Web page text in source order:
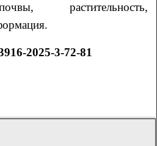
растительность,
2025-3-72-81